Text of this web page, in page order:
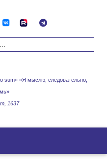
sum» «Я мыслю, следовательно,
1637